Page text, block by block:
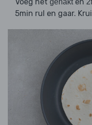
5min rul en gaar.